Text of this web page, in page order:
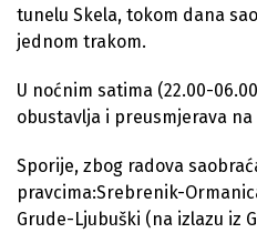
tunelu Skela, tokom dana
jednom trakom.
U noćnim satima (22.00-
obustavlja i preusmjerava
Sporije, zbog radova
pravcima:Srebrenik-
Grude-Ljubuški (na izlazu iz